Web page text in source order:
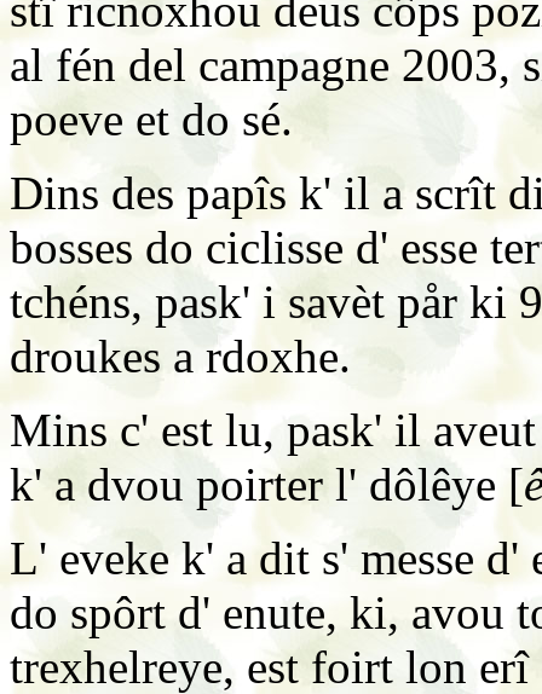
al fén del campagne 2003,
poeve et do sé.
Dins des papîs k' il a scrît
bosses do ciclisse d' esse
tchéns, pask' i savèt pår ki
droukes a rdoxhe.
Mins c' est lu, pask' il
k' a dvou poirter l' dôlêye [
L' eveke k' a dit s' messe
do spôrt d' enute, ki, avou
trexhelreye, est foirt lon erî